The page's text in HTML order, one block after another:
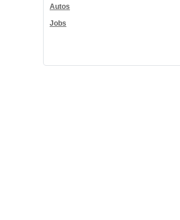
Autos
Jobs